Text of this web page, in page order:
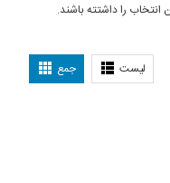
انتخاب را داشتته باشند.
لیست جمع